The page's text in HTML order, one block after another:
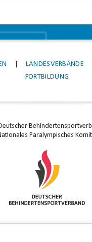
LANDESVERBÄNDE
FORTBILDUNG
Paralympisches